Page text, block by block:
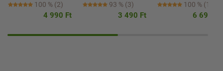
100 % (2)
4 990 Ft
93 % (3)
3 490 Ft
100 % (1)
6 690 Ft